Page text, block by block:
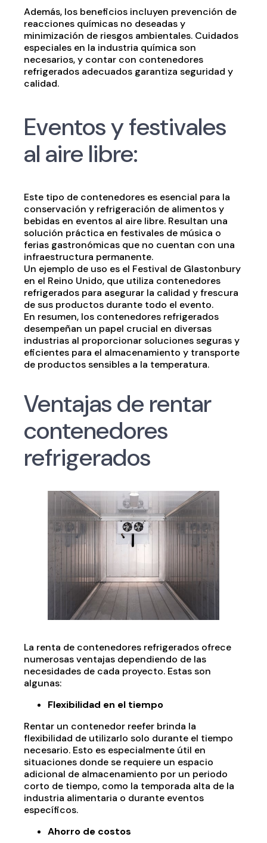
Además, los beneficios incluyen prevención de
reacciones químicas no deseadas y
minimización de riesgos ambientales. Cuidados
especiales en la industria química son
necesarios, y contar con contenedores
refrigerados adecuados garantiza seguridad y
calidad.
Eventos y festivales
al aire libre:
Este tipo de contenedores es esencial para la
conservación y refrigeración de alimentos y
bebidas en eventos al aire libre. Resultan una
solución práctica en festivales de música o
ferias gastronómicas que no cuentan con una
infraestructura permanente.
Un ejemplo de uso es el Festival de Glastonbury
en el Reino Unido, que utiliza contenedores
refrigerados para asegurar la calidad y frescura
de sus productos durante todo el evento.
En resumen, los contenedores refrigerados
desempeñan un papel crucial en diversas
industrias al proporcionar soluciones seguras y
eficientes para el almacenamiento y transporte
de productos sensibles a la temperatura.
Ventajas de rentar
contenedores
refrigerados
La renta de contenedores refrigerados ofrece
numerosas ventajas dependiendo de las
necesidades de cada proyecto. Estas son
algunas:
Flexibilidad en el tiempo
Rentar un contenedor reefer brinda la
flexibilidad de utilizarlo solo durante el tiempo
necesario. Esto es especialmente útil en
situaciones donde se requiere un espacio
adicional de almacenamiento por un periodo
corto de tiempo, como la temporada alta de la
industria alimentaria o durante eventos
específicos.
Ahorro de costos